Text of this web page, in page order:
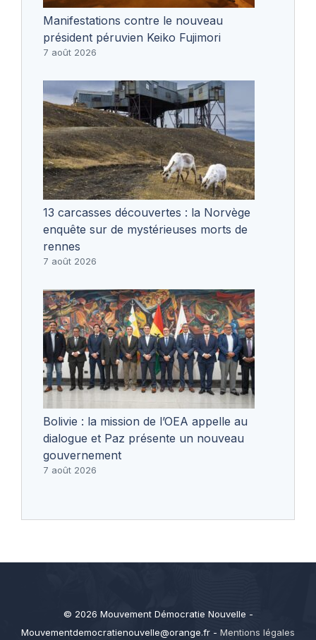
Manifestations contre le nouveau
président péruvien Keiko Fujimori
7 août 2026
13 carcasses découvertes : la Norvège
enquête sur de mystérieuses morts de
rennes
7 août 2026
Bolivie : la mission de l’OEA appelle au
dialogue et Paz présente un nouveau
gouvernement
7 août 2026
© 2026 Mouvement Démocratie Nouvelle -
Mouvementdemocratienouvelle@orange.fr - Mentions légales